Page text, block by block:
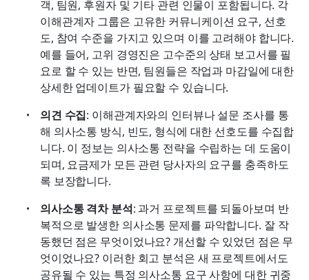
객, 팀원, 후원자 및 기타 관련 인물이 포함됩니다. 각
이해관계자 그룹은 고유한 커뮤니케이션 요구, 선호
도, 참여 수준을 가지고 있으며 이를 고려해야 합니다.
예를 들어, 고위 경영진은 고수준의 상태 보고서를 필
요로 할 수 있는 반면, 팀원들은 작업과 마감일에 대한
상세한 업데이트가 필요할 수 있습니다.
의견 수집: 이해관계자와의 인터뷰나 설문 조사를 통
해 의사소통 방식, 빈도, 형식에 대한 선호도를 수집합
니다. 이 정보는 의사소통 전략을 수립하는 데 도움이
되며, 요금제가 모든 관련 당사자의 요구를 충족하도
록 보장합니다.
의사소통 격차 분석: 과거 프로젝트를 되돌아보며 반
복적으로 발생한 의사소통 문제를 파악합니다. 잘 작
동했던 점은 무엇이었나요? 개선할 수 있었던 점은 무
엇이었나요? 이러한 회고 분석은 새 프로젝트에서도
공유될 수 있는 특정 의사소통 요구 사항에 대한 귀중